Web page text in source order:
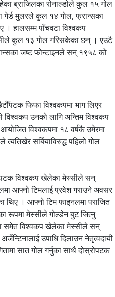
ब्राजिलका रोनाल्डोले कुल १५ गोल
गेर्ड मुलरले कुल १४ गोल, फ्रान्सका
। हालसम्म पाँचवटा विश्वकप
कुल १३ गोल गरिसकेका छन् । एउटै
जष्ट फोन्टाइनले सन् १९५८ को
फिफा विश्वकपमा भाग लिएर
उनको लागि अन्तिम विश्वकप
विश्वकपमा १८ वर्षकै उमेरमा
सर्बियाविरुद्ध पहिलो गोल
विश्वकप खेलेका मेस्सीले सन्
आफ्नो टिमलाई प्रवेश गराउने अवसर
थिए । आफ्नो टिम फाइनलमा पराजित
रूपमा मेस्सीले गोल्डेन बुट जित्नु
समेत विश्वकप खेलेका मेस्सीले सन्
उपाधि दिलाउन नेतृत्वदायी
सात गोल गर्नुका साथै दोस्रोपटक